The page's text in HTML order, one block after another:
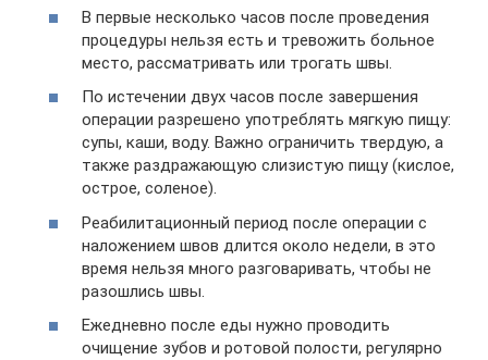
В первые несколько часов после проведения
процедуры нельзя есть и тревожить больное
место, рассматривать или трогать швы.
По истечении двух часов после завершения
операции разрешено употреблять мягкую пищу:
супы, каши, воду. Важно ограничить твердую, а
также раздражающую слизистую пищу (кислое,
острое, соленое).
Реабилитационный период после операции с
наложением швов длится около недели, в это
время нельзя много разговаривать, чтобы не
разошлись швы.
Ежедневно после еды нужно проводить
очищение зубов и ротовой полости, регулярно